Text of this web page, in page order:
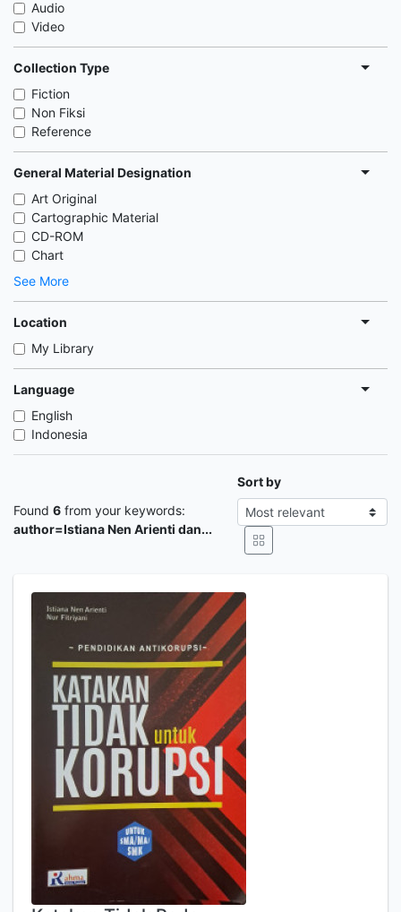
Audio
Video
Collection Type
Fiction
Non Fiksi
Reference
General Material Designation
Art Original
Cartographic Material
CD-ROM
Chart
See More
Location
My Library
Language
English
Indonesia
Found 6 from your keywords:
author=Istiana Nen Arienti dan...
Sort by